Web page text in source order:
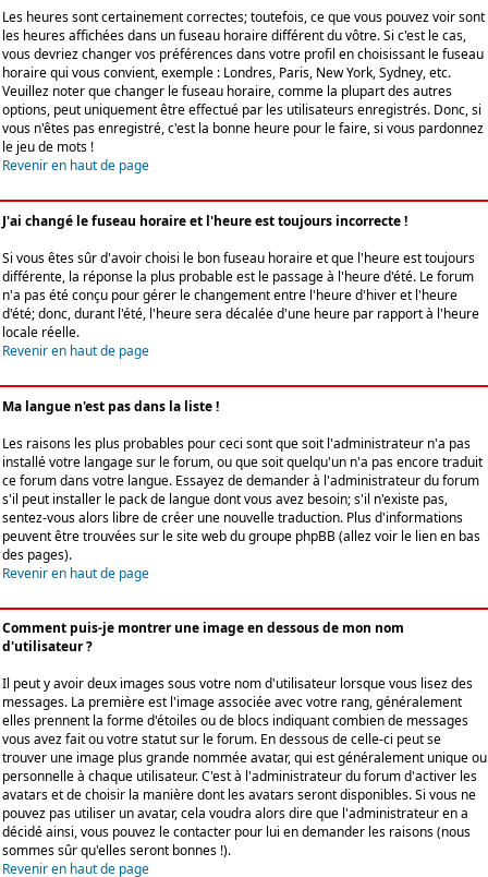
Les heures sont certainement correctes; toutefois, ce que vous pouvez voir sont
les heures affichées dans un fuseau horaire différent du vôtre. Si c'est le cas,
vous devriez changer vos préférences dans votre profil en choisissant le fuseau
horaire qui vous convient, exemple : Londres, Paris, New York, Sydney, etc.
Veuillez noter que changer le fuseau horaire, comme la plupart des autres
options, peut uniquement être effectué par les utilisateurs enregistrés. Donc, si
vous n'êtes pas enregistré, c'est la bonne heure pour le faire, si vous pardonnez
le jeu de mots !
Revenir en haut de page
J'ai changé le fuseau horaire et l'heure est toujours incorrecte !
Si vous êtes sûr d'avoir choisi le bon fuseau horaire et que l'heure est toujours
différente, la réponse la plus probable est le passage à l'heure d'été. Le forum
n'a pas été conçu pour gérer le changement entre l'heure d'hiver et l'heure
d'été; donc, durant l'été, l'heure sera décalée d'une heure par rapport à l'heure
locale réelle.
Revenir en haut de page
Ma langue n'est pas dans la liste !
Les raisons les plus probables pour ceci sont que soit l'administrateur n'a pas
installé votre langage sur le forum, ou que soit quelqu'un n'a pas encore traduit
ce forum dans votre langue. Essayez de demander à l'administrateur du forum
s'il peut installer le pack de langue dont vous avez besoin; s'il n'existe pas,
sentez-vous alors libre de créer une nouvelle traduction. Plus d'informations
peuvent être trouvées sur le site web du groupe phpBB (allez voir le lien en bas
des pages).
Revenir en haut de page
Comment puis-je montrer une image en dessous de mon nom
d'utilisateur ?
Il peut y avoir deux images sous votre nom d'utilisateur lorsque vous lisez des
messages. La première est l'image associée avec votre rang, généralement
elles prennent la forme d'étoiles ou de blocs indiquant combien de messages
vous avez fait ou votre statut sur le forum. En dessous de celle-ci peut se
trouver une image plus grande nommée avatar, qui est généralement unique ou
personnelle à chaque utilisateur. C'est à l'administrateur du forum d'activer les
avatars et de choisir la manière dont les avatars seront disponibles. Si vous ne
pouvez pas utiliser un avatar, cela voudra alors dire que l'administrateur en a
décidé ainsi, vous pouvez le contacter pour lui en demander les raisons (nous
sommes sûr qu'elles seront bonnes !).
Revenir en haut de page